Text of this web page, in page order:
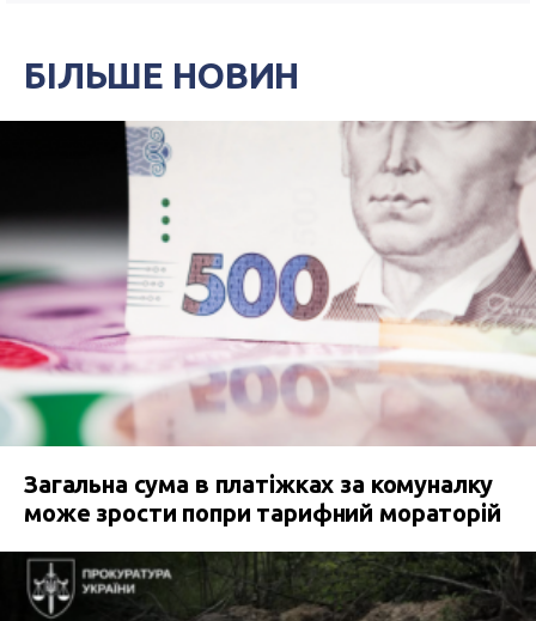
БІЛЬШЕ НОВИН
Загальна сума в платіжках за комуналку
може зрости попри тарифний мораторій